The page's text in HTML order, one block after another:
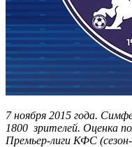
7 ноября 2015 года.
1800 зрителей. Оценка
Премьер-лиги КФС